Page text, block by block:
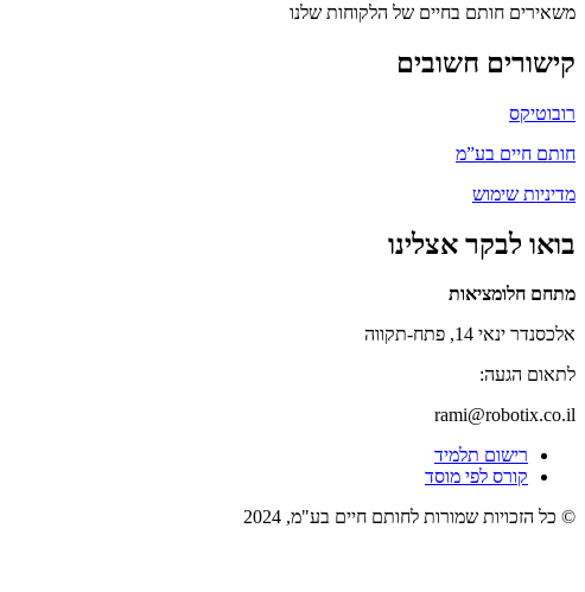
משאירים חותם בחיים של הלקוחות שלנו
קישורים חשובים
רובוטיקס
חותם חיים בע”מ
מדיניות שימוש
בואו לבקר אצלינו
מתחם חלומציאות
אלכסנדר ינאי 14, פתח-תקווה
לתאום הגעה:
rami@robotix.co.il
רישום תלמיד
קורס לפי מוסד
© כל הזכויות שמורות לחותם חיים בע"מ, 2024